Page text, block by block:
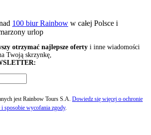
100 biur Rainbow w całej Polsce i
urlop
otrzymać najlepsze oferty i inne wiadomości
Twoją skrzynkę,
jest Rainbow Tours S.A. Dowiedz się więcej o ochronie
sposobie wycofania zgody.